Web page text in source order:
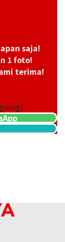
saja!
1 foto!
terima!